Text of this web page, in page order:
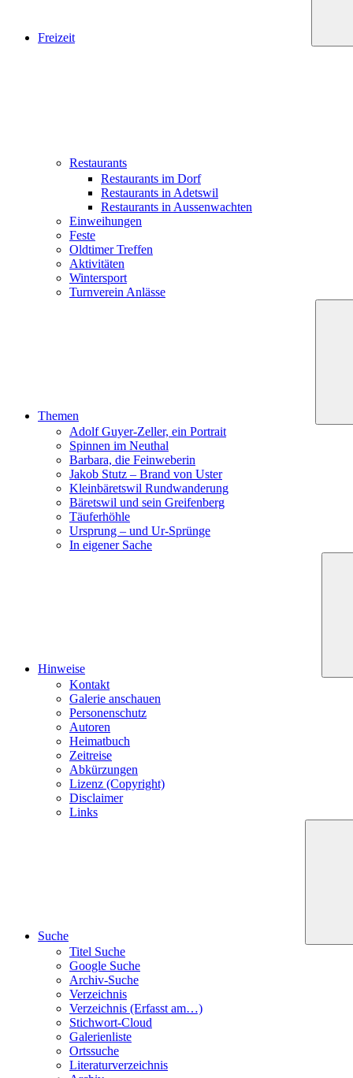
Freizeit
Restaurants
Restaurants im Dorf
Restaurants in Adetswil
Restaurants in Aussenwachten
Einweihungen
Feste
Oldtimer Treffen
Aktivitäten
Wintersport
Turnverein Anlässe
Themen
Adolf Guyer-Zeller, ein Portrait
Spinnen im Neuthal
Barbara, die Feinweberin
Jakob Stutz – Brand von Uster
Kleinbäretswil Rundwanderung
Bäretswil und sein Greifenberg
Täuferhöhle
Ursprung – und Ur-Sprünge
In eigener Sache
Hinweise
Kontakt
Galerie anschauen
Personenschutz
Autoren
Heimatbuch
Zeitreise
Abkürzungen
Lizenz (Copyright)
Disclaimer
Links
Suche
Titel Suche
Google Suche
Archiv-Suche
Verzeichnis
Verzeichnis (Erfasst am…)
Stichwort-Cloud
Galerienliste
Ortssuche
Literaturverzeichnis